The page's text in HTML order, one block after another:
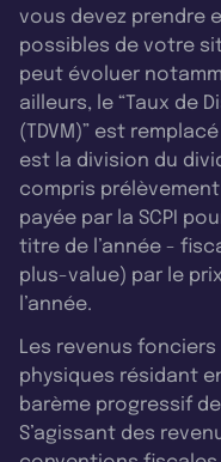
vous devez prendre
possibles de votre
peut évoluer
ailleurs, le “Taux de
(TDVM)” est
est la division du
compris
payée par la SCPI
titre de l’année -
plus-value) par le
l’année.
Les revenus
physiques résidant
barème progressif
S’agissant des